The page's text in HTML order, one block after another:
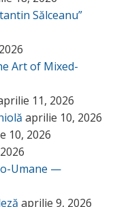
Sălceanu”
Art of Mixed-
11, 2026
aprilie 10, 2026
10, 2026
Umane —
aprilie 9, 2026